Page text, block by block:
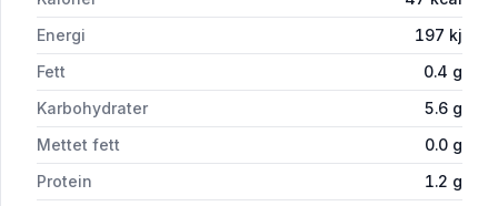
Energi
197 kj
Fett
0.4 g
Karbohydrater
5.6 g
Mettet fett
0.0 g
Protein
1.2 g